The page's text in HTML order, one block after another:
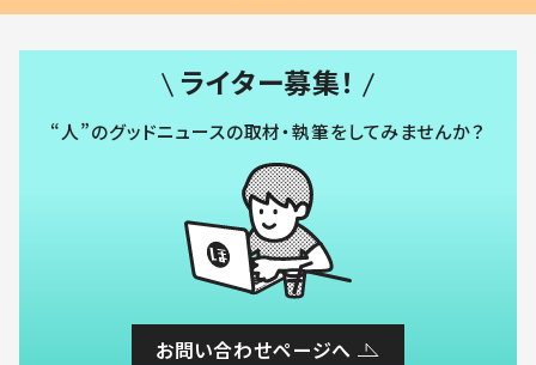
ライター募集！
“人”のグッドニュースの取材・執筆をしてみませんか？
お問い合わせページへ